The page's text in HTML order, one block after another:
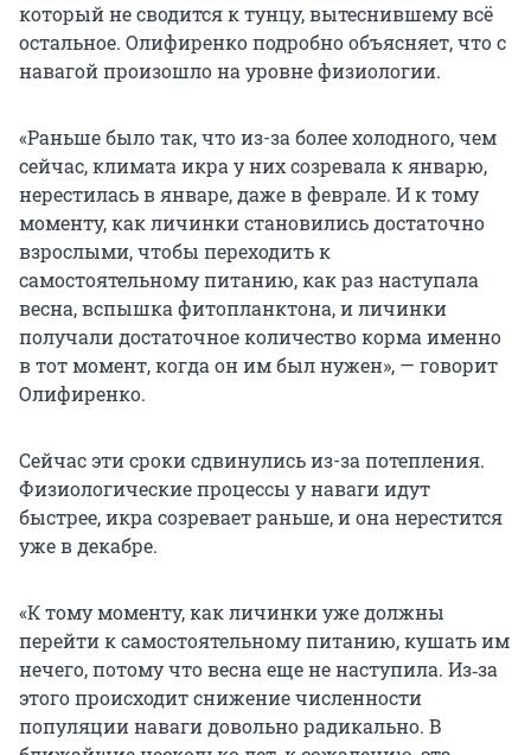
который не сводится к тунцу, вытеснившему всё
остальное. Олифиренко подробно объясняет, что с
навагой произошло на уровне физиологии.
«Раньше было так, что из-за более холодного, чем
сейчас, климата икра у них созревала к январю,
нерестилась в январе, даже в феврале. И к тому
моменту, как личинки становились достаточно
взрослыми, чтобы переходить к
самостоятельному питанию, как раз наступала
весна, вспышка фитопланктона, и личинки
получали достаточное количество корма именно
в тот момент, когда он им был нужен», — говорит
Олифиренко.
Сейчас эти сроки сдвинулись из-за потепления.
Физиологические процессы у наваги идут
быстрее, икра созревает раньше, и она нерестится
уже в декабре.
«К тому моменту, как личинки уже должны
перейти к самостоятельному питанию, кушать им
нечего, потому что весна еще не наступила. Из‑за
этого происходит снижение численности
популяции наваги довольно радикально. В